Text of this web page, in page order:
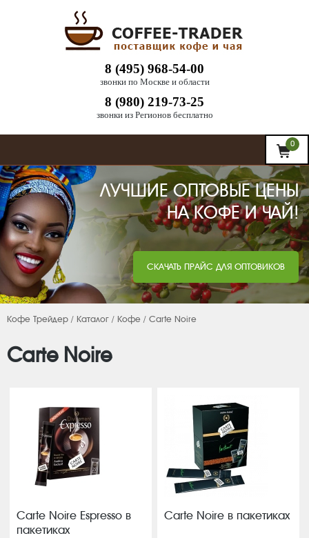
8 (495) 968-54-00
звонки по Москве и области
8 (980) 219-73-25
звонки из Регионов бесплатно
0
ЛУЧШИЕ ОПТОВЫЕ ЦЕНЫ
НА КОФЕ И ЧАЙ!
СКАЧАТЬ ПРАЙС ДЛЯ ОПТОВИКОВ
Кофе Трейдер / Каталог / Кофе / Carte Noire
Carte Noire
Carte Noire Espresso в
пакетиках
Carte Noire в пакетиках